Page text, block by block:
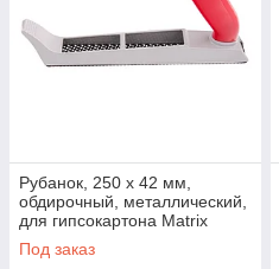
Рубанок, 250 х 42 мм,
обдирочный, металлический,
для гипсокартона Matrix
879145
Под заказ